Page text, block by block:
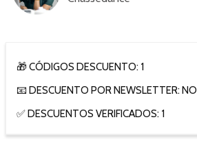
🎁 CÓDIGOS DESCUENTO: 1
📧 DESCUENTO POR NEWSLETTER: NO
✅ DESCUENTOS VERIFICADOS: 1